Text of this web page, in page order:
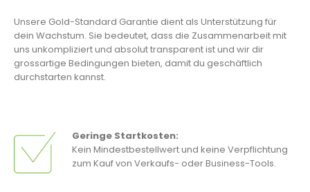
Unsere Gold-Standard Garantie dient als Unterstützung für
dein Wachstum. Sie bedeutet, dass die Zusammenarbeit mit
uns unkompliziert und absolut transparent ist und wir dir
grossartige Bedingungen bieten, damit du geschäftlich
durchstarten kannst.
Geringe Startkosten:
Kein Mindestbestellwert und keine Verpflichtung
zum Kauf von Verkaufs- oder Business-Tools.